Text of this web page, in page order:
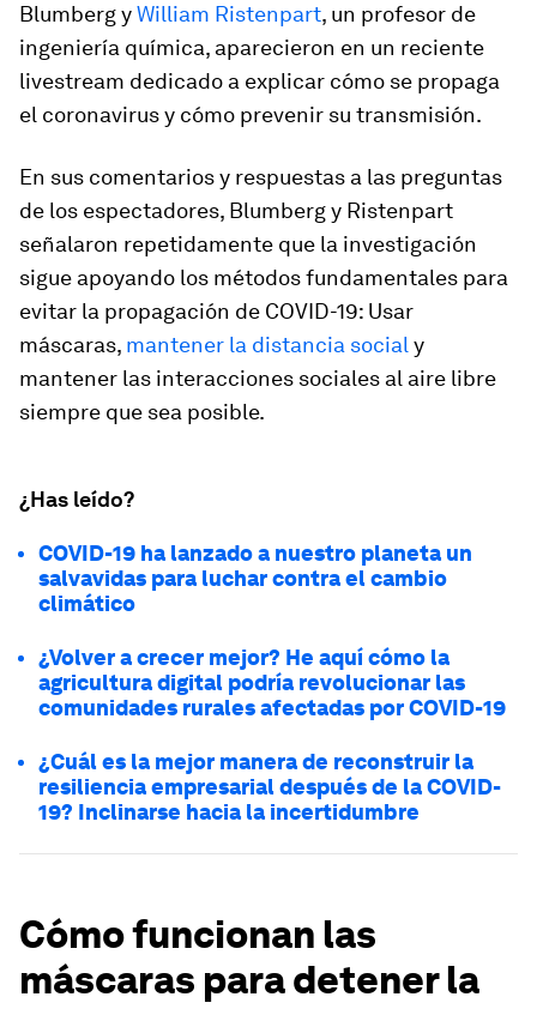
Blumberg yWilliam Ristenpart, un profesor de
ingeniería química, aparecieron en un reciente
livestream dedicado a explicar cómo se propaga
el coronavirus y cómo prevenir su transmisión.
En sus comentarios y respuestas a las preguntas
de los espectadores, Blumberg y Ristenpart
señalaron repetidamente que la investigación
sigue apoyando los métodos fundamentales para
evitar la propagación de COVID-19: Usar
máscaras, mantener la distancia social y
mantener las interacciones sociales al aire libre
siempre que sea posible.
¿Has leído?
COVID-19 ha lanzado a nuestro planeta un
salvavidas para luchar contra el cambio
climático
¿Volver a crecer mejor? He aquí cómo la
agricultura digital podría revolucionar las
comunidades rurales afectadas por COVID-19
¿Cuál es la mejor manera de reconstruir la
resiliencia empresarial después de la COVID-
19? Inclinarse hacia la incertidumbre
Cómo funcionan las
máscaras para detener la